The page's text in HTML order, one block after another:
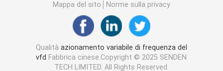
Stazione di ricarica per veicoli elettrici con
Ottimizzatore solare
Mappa del sito
Norme sulla privacy
Qualità azionamento variabile di frequenza del
vfd Fabbrica cinese.Copyright © 2025 SENDEN
TECH LIMITED. All Rights Reserved.